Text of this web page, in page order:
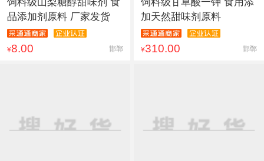
品添加剂原料 厂家发货
¥8.00 邯郸
加天然甜味剂原料
¥310.00 邯郸